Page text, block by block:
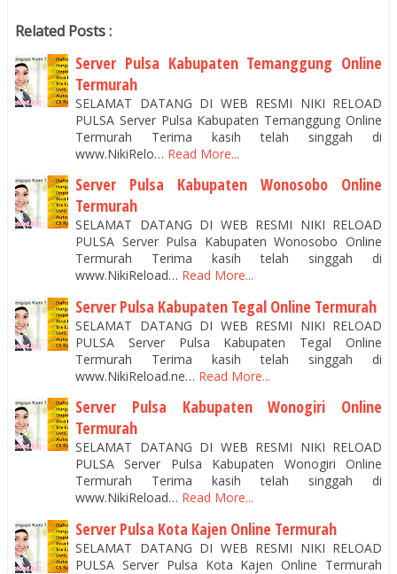
Related Posts :
Server Pulsa Kabupaten Temanggung Online
Termurah
SELAMAT DATANG DI WEB RESMI NIKI RELOAD
PULSA Server Pulsa Kabupaten Temanggung Online
Termurah Terima kasih telah singgah di
www.NikiRelo… Read More...
Server Pulsa Kabupaten Wonosobo Online
Termurah
SELAMAT DATANG DI WEB RESMI NIKI RELOAD
PULSA Server Pulsa Kabupaten Wonosobo Online
Termurah Terima kasih telah singgah di
www.NikiReload… Read More...
Server Pulsa Kabupaten Tegal Online Termurah
SELAMAT DATANG DI WEB RESMI NIKI RELOAD
PULSA Server Pulsa Kabupaten Tegal Online
Termurah Terima kasih telah singgah di
www.NikiReload.ne… Read More...
Server Pulsa Kabupaten Wonogiri Online
Termurah
SELAMAT DATANG DI WEB RESMI NIKI RELOAD
PULSA Server Pulsa Kabupaten Wonogiri Online
Termurah Terima kasih telah singgah di
www.NikiReload… Read More...
Server Pulsa Kota Kajen Online Termurah
SELAMAT DATANG DI WEB RESMI NIKI RELOAD
PULSA Server Pulsa Kota Kajen Online Termurah